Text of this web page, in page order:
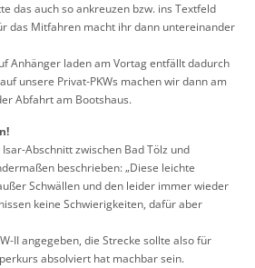
das auch so ankreuzen bzw. ins Textfeld
das Mitfahren macht ihr dann untereinander
Anhänger laden am Vortag entfällt dadurch
unsere Privat-PKWs machen wir dann am
Abfahrt am Bootshaus.
Abschnitt zwischen Bad Tölz und
beschrieben: „Diese leichte
Schwällen und den leider immer wieder
keine Schwierigkeiten, dafür aber
II angegeben, die Strecke sollte also für
absolviert hat machbar sein.